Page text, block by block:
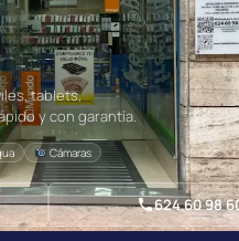
tablets,
y con garantía.
Cámaras
624 60 98